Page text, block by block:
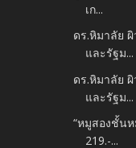
เก...
ดร.หิมาลัย
และรัฐม...
ดร.หิมาลัย
และรัฐม...
“หมูสองชั้น
219.-...